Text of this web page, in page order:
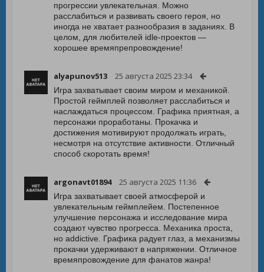
прогрессии увлекательная. Можно
расслабиться и развивать своего героя, но
иногда не хватает разнообразия в заданиях. В
целом, для любителей idle-проектов —
хорошее времяпрепровождение!
alyapunov513 25 августа 2025 23:34
Игра захватывает своим миром и механикой.
Простой геймплей позволяет расслабиться и
наслаждаться процессом. Графика приятная, а
персонажи проработаны. Прокачка и
достижения мотивируют продолжать играть,
несмотря на отсутствие активности. Отличный
способ скоротать время!
argonavt01894 25 августа 2025 11:36
Игра захватывает своей атмосферой и
увлекательным геймплейем. Постепенное
улучшение персонажа и исследование мира
создают чувство прогресса. Механика проста,
но addictive. Графика радует глаз, а механизмы
прокачки удерживают в напряжении. Отличное
времяпровождение для фанатов жанра!